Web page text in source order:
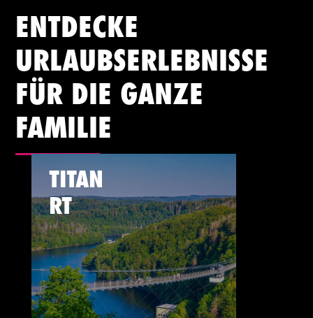
ENTDECKE
URLAUBSERLEBNISSE
FÜR DIE GANZE
FAMILIE
TITAN
RT